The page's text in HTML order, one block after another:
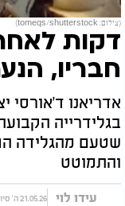
(צילום: tomeqs/shutterstock)
דקות
חבריו,
אדריאנו ד'אורסי
בגלידרייה
שטעם מהגלידה
והתמוטט
עידו לוי 21.05.26 ה' סיון התשפ"ו